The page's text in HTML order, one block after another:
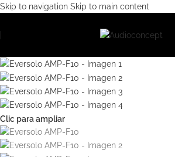
Skip to navigation Skip to main content
Clic para ampliar